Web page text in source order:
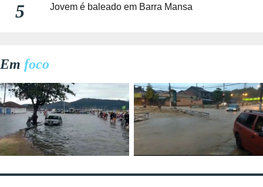
5 Jovem é baleado em Barra Mansa
Em foco